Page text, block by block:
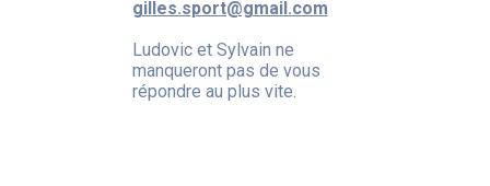
gilles.sport@gmail.com
Ludovic et Sylvain ne
manqueront pas de vous
répondre au plus vite.